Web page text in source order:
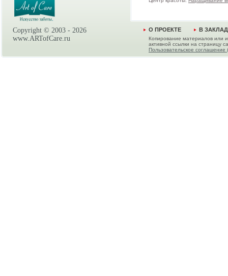
Copyright © 2003 - 2026
www.ARTofCare.ru
О ПРОЕКТЕ В
Копирование материалов или
активной ссылки на страницу
Пользовательское